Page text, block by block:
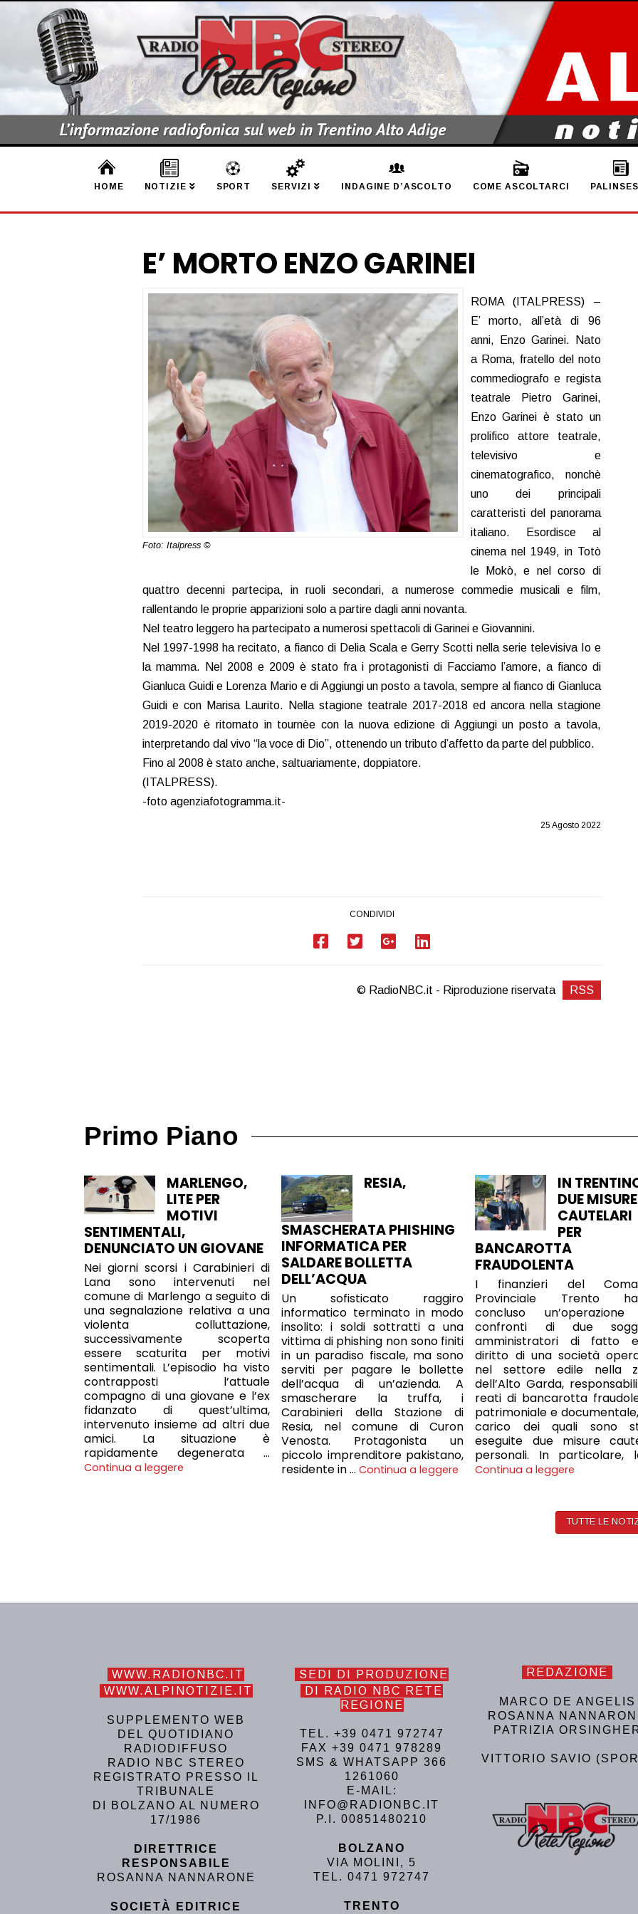
HOME NOTIZIE SPORT SERVIZI INDAGINE D’ASCOLTO COME ASCOLTARCI
E’ MORTO ENZO GARINEI
Foto: Italpress ©
ROMA (ITALPRESS) –
E’ morto, all’età di 96
anni, Enzo Garinei. Nato
a Roma, fratello del noto
commediografo e regista
teatrale Pietro Garinei,
Enzo Garinei è stato un
prolifico attore teatrale,
televisivo e
cinematografico, nonchè
uno dei principali
caratteristi del panorama
italiano. Esordisce al
cinema nel 1949, in Totò
le Mokò, e nel corso di
quattro decenni partecipa, in ruoli secondari, a numerose commedie musicali e film,
rallentando le proprie apparizioni solo a partire dagli anni novanta.
Nel teatro leggero ha partecipato a numerosi spettacoli di Garinei e Giovannini.
Nel 1997-1998 ha recitato, a fianco di Delia Scala e Gerry Scotti nella serie televisiva Io e
la mamma. Nel 2008 e 2009 è stato fra i protagonisti di Facciamo l’amore, a fianco di
Gianluca Guidi e Lorenza Mario e di Aggiungi un posto a tavola, sempre al fianco di Gianluca
Guidi e con Marisa Laurito. Nella stagione teatrale 2017-2018 ed ancora nella stagione
2019-2020 è ritornato in tournèe con la nuova edizione di Aggiungi un posto a tavola,
interpretando dal vivo “la voce di Dio”, ottenendo un tributo d’affetto da parte del pubblico.
Fino al 2008 è stato anche, saltuariamente, doppiatore.
(ITALPRESS).
-foto agenziafotogramma.it-
25 Agosto 2022
CONDIVIDI
© RadioNBC.it - Riproduzione riservata RSS
Primo Piano
MARLENGO,
LITE PER
MOTIVI
SENTIMENTALI,
DENUNCIATO UN GIOVANE
Nei giorni scorsi i Carabinieri di
Lana sono intervenuti nel
comune di Marlengo a seguito di
una segnalazione relativa a una
violenta colluttazione,
successivamente scoperta
essere scaturita per motivi
sentimentali. L’episodio ha visto
contrapposti l’attuale
compagno di una giovane e l’ex
fidanzato di quest’ultima,
intervenuto insieme ad altri due
amici. La situazione è
rapidamente degenerata …
Continua a leggere
RESIA,
SMASCHERATA PHISHING
INFORMATICA PER
SALDARE BOLLETTA
DELL’ACQUA
Un sofisticato raggiro
informatico terminato in modo
insolito: i soldi sottratti a una
vittima di phishing non sono finiti
in un paradiso fiscale, ma sono
serviti per pagare le bollette
dell’acqua di un’azienda. A
smascherare la truffa, i
Carabinieri della Stazione di
Resia, nel comune di Curon
Venosta. Protagonista un
piccolo imprenditore pakistano,
residente in …Continua a leggere
IN
DUE MISURE
CAUTELARI
PER
BANCAROTTA
FRAUDOLENTA
I finanzieri del
Provinciale Trento
concluso
confronti di due
amministratori di fatto
diritto di una società
nel settore edile nella
dell’Alto Garda,
reati di bancarotta
patrimoniale e
carico dei quali sono
eseguite due misure
personali. In particolare,
Continua a leggere
TUTTE LE
WWW.RADIONBC.IT
WWW.ALPINOTIZIE.IT
SUPPLEMENTO WEB
DEL QUOTIDIANO
RADIODIFFUSO
RADIO NBC STEREO
REGISTRATO PRESSO IL
TRIBUNALE
DI BOLZANO AL NUMERO
17/1986
DIRETTRICE
RESPONSABILE
ROSANNA NANNARONE
SOCIETÀ EDITRICE
SEDI DI PRODUZIONE
DI RADIO NBC RETE
REGIONE
TEL. +39 0471 972747
FAX +39 0471 978289
SMS & WHATSAPP 366
1261060
E-MAIL:
INFO@RADIONBC.IT
P.I. 00851480210
BOLZANO
VIA MOLINI, 5
TEL. 0471 972747
TRENTO
REDAZIONE
MARCO DE ANGELIS
ROSANNA
PATRIZIA
VITTORIO SAVIO